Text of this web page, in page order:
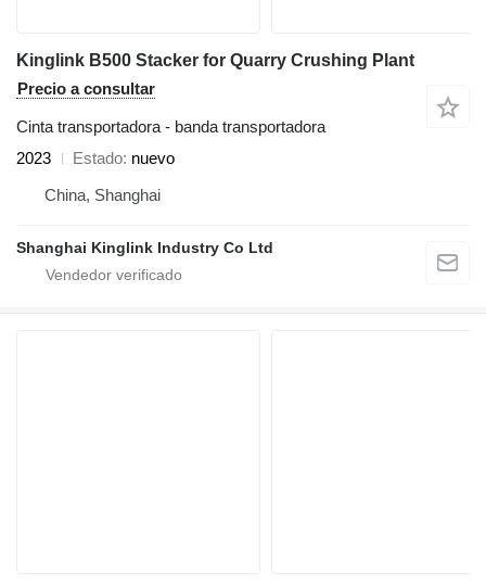
Kinglink B500 Stacker for Quarry Crushing Plant
Precio a consultar
Cinta transportadora - banda transportadora
2023
Estado nuevo
China, Shanghai
Shanghai Kinglink Industry Co Ltd